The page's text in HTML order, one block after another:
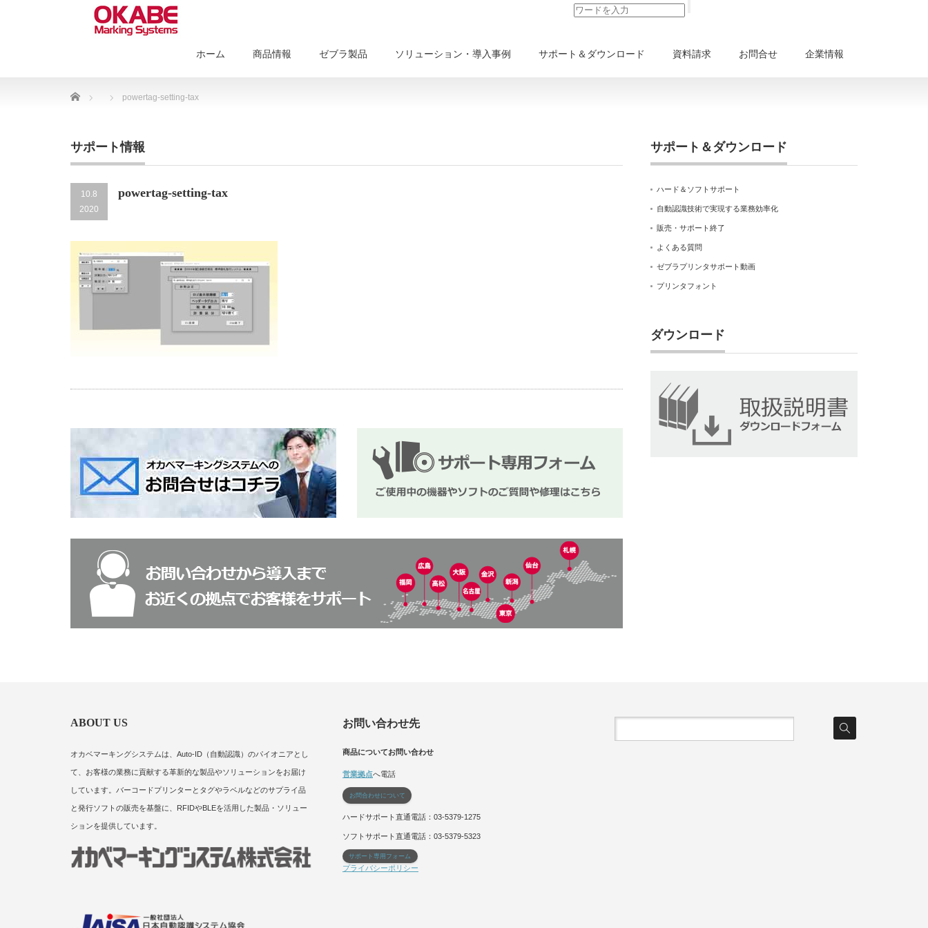
ホーム 商品情報 ゼブラ製品 ソリューション・導入事例 サポート＆ダウンロード 資料請求 お問合せ 企業情報
Home powertag-setting-tax
サポート情報
10.8
2020
powertag-setting-tax
サポート＆ダウンロード
ハード＆ソフトサポート
自動認識技術で実現する業務効率化
販売・サポート終了
よくある質問
ゼブラプリンタサポート動画
プリンタフォント
ダウンロード
ABOUT US
オカベマーキングシステムは、Auto-ID（自動認識）のパイオニアとし
て、お客様の業務に貢献する革新的な製品やソリューションをお届け
しています。バーコードプリンターとタグやラベルなどのサプライ品
と発行ソフトの販売を基盤に、RFIDやBLEを活用した製品・ソリュー
ションを提供しています。
お問い合わせ先
商品についてお問い合わせ
営業拠点へ電話
お問合わせについて
ハードサポート直通電話：03-5379-1275
ソフトサポート直通電話：03-5379-5323
サポート専用フォーム
プライバシーポリシー